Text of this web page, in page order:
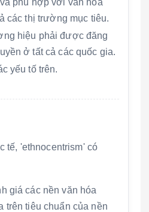
phù hợp với văn hóa
các thị trường mục tiêu.
hiệu phải được đăng
ở tất cả các quốc gia.
yếu tố trên.
tế, 'ethnocentrism' có
giá các nền văn hóa
trên tiêu chuẩn của nền